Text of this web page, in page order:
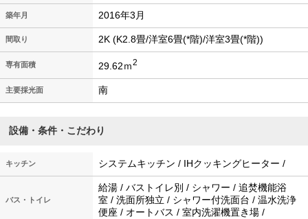
築年月 2016年3月
間取り 2K (K2.8畳/洋室6畳(*階)/洋室3畳(*階))
専有面積 29.62ｍ2
主要採光面 南
設備・条件・こだわり
キッチン システムキッチン / IHクッキングヒーター /
バス・トイレ
給湯 / バストイレ別 / シャワー / 追焚機能浴
室 / 洗面所独立 / シャワー付洗面台 / 温水洗浄
便座 / オートバス / 室内洗濯機置き場 /